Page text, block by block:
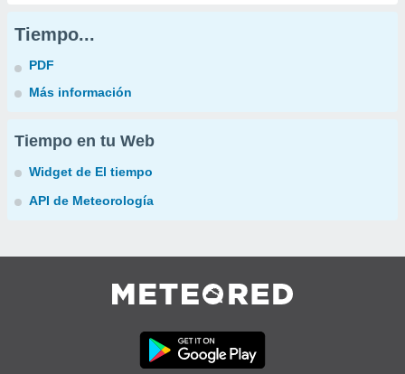
Tiempo...
PDF
Más información
Tiempo en tu Web
Widget de El tiempo
API de Meteorología